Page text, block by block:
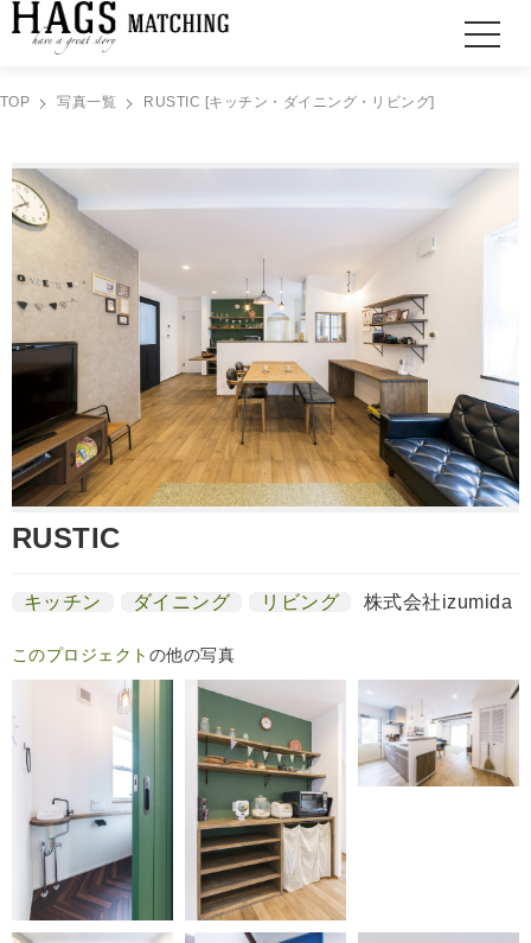
TOP 写真一覧 RUSTIC [キッチン・ダイニング・リビング]
RUSTIC
キッチン ダイニング リビング 株式会社izumida
このプロジェクト の他の写真